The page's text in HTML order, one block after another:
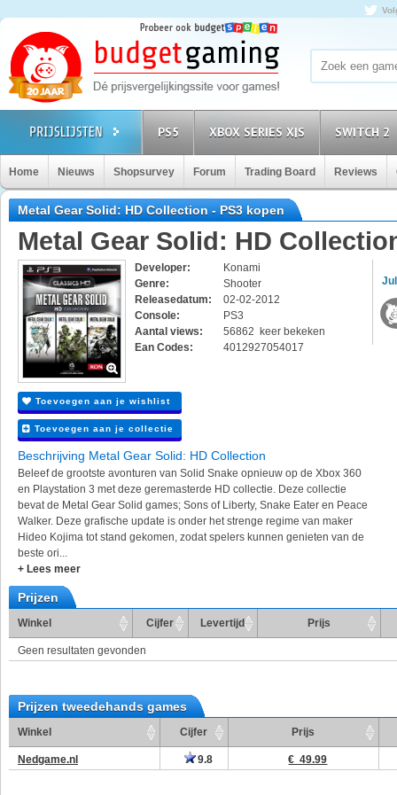
PS5 XBOX SERIES X|S SWITCH 2
Home Nieuws Shopsurvey Forum Trading Board Reviews
Metal Gear Solid: HD Collection - PS3 kopen
Metal Gear Solid: HD
Developer:
Konami
Genre:
Shooter
Releasedatum:
02-02-2012
Console:
PS3
Aantal views:
56862 keer bekeken
Ean Codes:
4012927054017
Toevoegen aan je wishlist
Toevoegen aan je collectie
Beschrijving Metal Gear Solid: HD Collection
Beleef de grootste avonturen van Solid Snake opnieuw op de Xbox 360
en Playstation 3 met deze geremasterde HD collectie. Deze collectie
bevat de Metal Gear Solid games; Sons of Liberty, Snake Eater en Peace
Walker. Deze grafische update is onder het strenge regime van maker
Hideo Kojima tot stand gekomen, zodat spelers kunnen genieten van de
beste ori...
+ Lees meer
Prijzen
Winkel Cijfer Levertijd Prijs
Geen resultaten gevonden
Prijzen tweedehands games
Winkel Cijfer Prijs
Nedgame.nl 9.8 € 49.99